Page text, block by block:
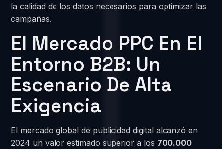
la calidad de los datos necesarios para optimizar las
campañas.
El Mercado PPC En El
Entorno B2B: Un
Escenario De Alta
Exigencia
El mercado global de publicidad digital alcanzó en
2024 un valor estimado superior a los 700.000